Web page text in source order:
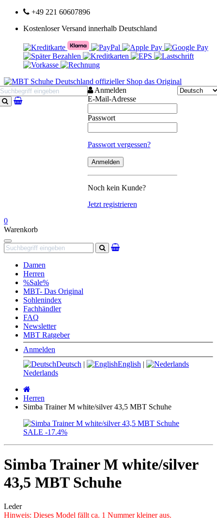
+49 221 60607896
Kostenloser Versand innerhalb Deutschland
Suchen
Anmelden
E-Mail-Adresse
Passwort
Passwort vergessen?
Noch kein Kunde?
Jetzt registrieren
0
Warenkorb
Navigation
Suchen
Damen
Herren
%Sale%
MBT- Das Original
Sohlenindex
Fachhändler
FAQ
Newsletter
MBT Ratgeber
Anmelden
Deutsch | English |
Nederlands
Herren
Simba Trainer M white/silver 43,5 MBT Schuhe
SALE -17.4%
Simba Trainer M white/silver
43,5 MBT Schuhe
Leder
Hinweis: Dieses Model fällt ca. 1 Nummer kleiner aus.